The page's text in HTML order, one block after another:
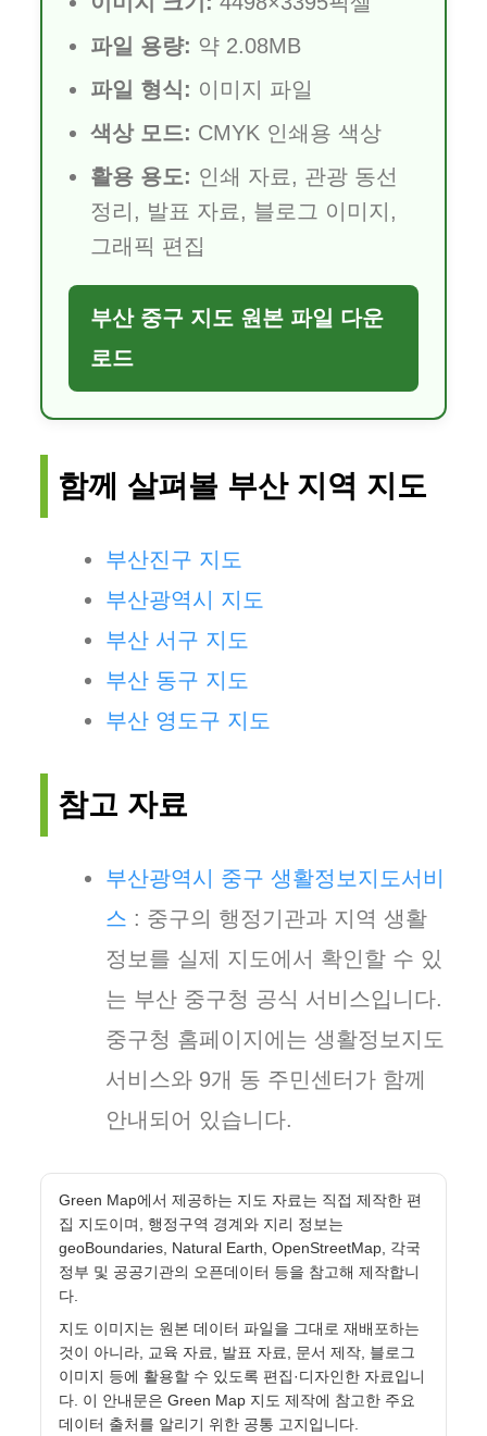
파일 용량: 약 2.08MB
파일 형식: 이미지 파일
색상 모드: CMYK 인쇄용 색상
활용 용도: 인쇄 자료, 관광 동선
정리, 발표 자료, 블로그 이미지,
그래픽 편집
부산 중구 지도 원본 파일 다운
로드
함께 살펴볼 부산 지역 지도
부산진구 지도
부산광역시 지도
부산 서구 지도
부산 동구 지도
부산 영도구 지도
참고 자료
부산광역시 중구 생활정보지도서비
스 : 중구의 행정기관과 지역 생활
정보를 실제 지도에서 확인할 수 있
는 부산 중구청 공식 서비스입니다.
중구청 홈페이지에는 생활정보지도
서비스와 9개 동 주민센터가 함께
안내되어 있습니다.
Green Map에서 제공하는 지도 자료는 직접 제작한 편
집 지도이며, 행정구역 경계와 지리 정보는
geoBoundaries, Natural Earth, OpenStreetMap, 각국
정부 및 공공기관의 오픈데이터 등을 참고해 제작합니
다.
지도 이미지는 원본 데이터 파일을 그대로 재배포하는
것이 아니라, 교육 자료, 발표 자료, 문서 제작, 블로그
이미지 등에 활용할 수 있도록 편집·디자인한 자료입니
다. 이 안내문은 Green Map 지도 제작에 참고한 주요
데이터 출처를 알리기 위한 공통 고지입니다.